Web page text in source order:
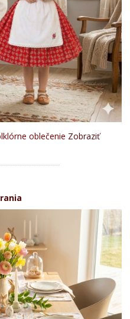
oblečenie Zobraziť